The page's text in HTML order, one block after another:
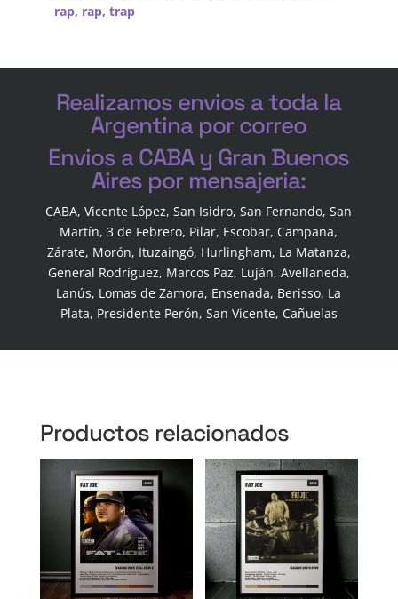
rap, rap, trap
Realizamos envios a toda la
Argentina por correo
Envios a CABA y Gran Buenos
Aires por mensajeria:
CABA, Vicente López, San Isidro, San Fernando, San
Martín, 3 de Febrero, Pilar, Escobar, Campana,
Zárate, Morón, Ituzaingó, Hurlingham, La Matanza,
General Rodríguez, Marcos Paz, Luján, Avellaneda,
Lanús, Lomas de Zamora, Ensenada, Berisso, La
Plata, Presidente Perón, San Vicente, Cañuelas
Productos relacionados